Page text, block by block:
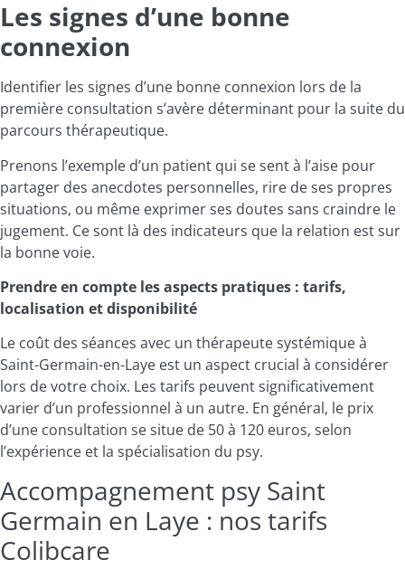
Les signes d’une bonne
connexion
Identifier les signes d’une bonne connexion lors de la
première consultation s’avère déterminant pour la suite du
parcours thérapeutique.
Prenons l’exemple d’un patient qui se sent à l’aise pour
partager des anecdotes personnelles, rire de ses propres
situations, ou même exprimer ses doutes sans craindre le
jugement. Ce sont là des indicateurs que la relation est sur
la bonne voie.
Prendre en compte les aspects pratiques : tarifs,
localisation et disponibilité
Le coût des séances avec un thérapeute systémique à
Saint-Germain-en-Laye est un aspect crucial à considérer
lors de votre choix. Les tarifs peuvent significativement
varier d’un professionnel à un autre. En général, le prix
d’une consultation se situe de 50 à 120 euros, selon
l’expérience et la spécialisation du psy.
Accompagnement psy Saint
Germain en Laye : nos tarifs
Colibcare